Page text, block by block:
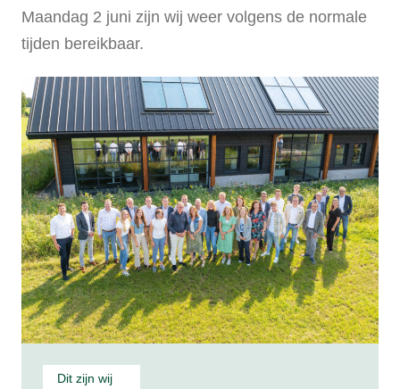
Maandag 2 juni zijn wij weer volgens de normale
tijden bereikbaar.
Dit zijn wij